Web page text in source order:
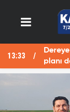
13:33
planı